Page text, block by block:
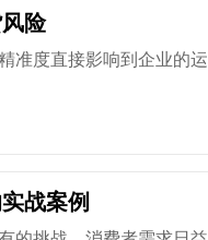
险
准度直接影响到企业的运
战案例